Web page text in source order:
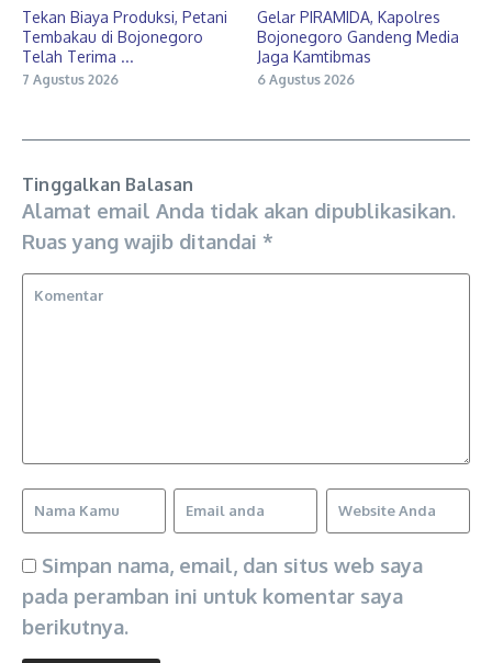
Tekan Biaya Produksi, Petani
Tembakau di Bojonegoro
Telah Terima ...
7 Agustus 2026
Gelar PIRAMIDA, Kapolres
Bojonegoro Gandeng Media
Jaga Kamtibmas
6 Agustus 2026
Tinggalkan Balasan
Alamat email Anda tidak akan dipublikasikan.
Ruas yang wajib ditandai *
Simpan nama, email, dan situs web saya
pada peramban ini untuk komentar saya
berikutnya.